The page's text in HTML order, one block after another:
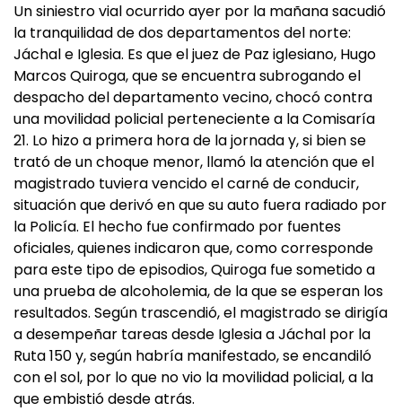
Un siniestro vial ocurrido ayer por la mañana sacudió
la tranquilidad de dos departamentos del norte:
Jáchal e Iglesia. Es que el juez de Paz iglesiano, Hugo
Marcos Quiroga, que se encuentra subrogando el
despacho del departamento vecino, chocó contra
una movilidad policial perteneciente a la Comisaría
21. Lo hizo a primera hora de la jornada y, si bien se
trató de un choque menor, llamó la atención que el
magistrado tuviera vencido el carné de conducir,
situación que derivó en que su auto fuera radiado por
la Policía. El hecho fue confirmado por fuentes
oficiales, quienes indicaron que, como corresponde
para este tipo de episodios, Quiroga fue sometido a
una prueba de alcoholemia, de la que se esperan los
resultados. Según trascendió, el magistrado se dirigía
a desempeñar tareas desde Iglesia a Jáchal por la
Ruta 150 y, según habría manifestado, se encandiló
con el sol, por lo que no vio la movilidad policial, a la
que embistió desde atrás.